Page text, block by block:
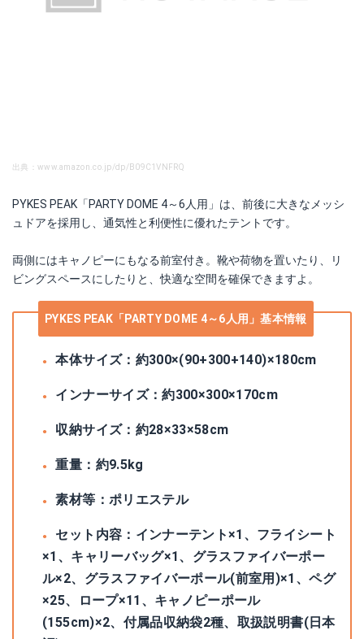
出典：www.amazon.co.jp/dp/B09C1VNFRQ
PYKES PEAK「PARTY DOME 4～6人用」は、前後に大きなメッシ
ュドアを採用し、通気性と利便性に優れたテントです。
両側にはキャノピーにもなる前室付き。靴や荷物を置いたり、リ
ビングスペースにしたりと、快適な空間を確保できますよ。
PYKES PEAK「PARTY DOME 4～6人用」基本情報
本体サイズ：約300×(90+300+140)×180cm
インナーサイズ：約300×300×170cm
収納サイズ：約28×33×58cm
重量：約9.5kg
素材等：ポリエステル
セット内容：インナーテント×1、フライシート
×1、キャリーバッグ×1、グラスファイバーポー
ル×2、グラスファイバーポール(前室用)×1、ペグ
×25、ロープ×11、キャノピーポール
(155cm)×2、付属品収納袋2種、取扱説明書(日本